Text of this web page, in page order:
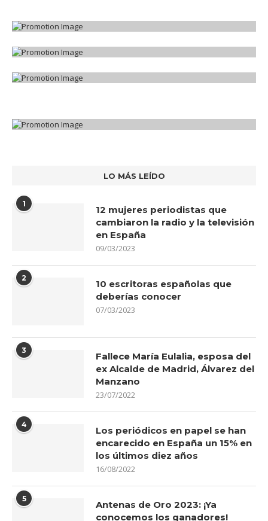
LO MÁS LEÍDO
1
12 mujeres periodistas que
cambiaron la radio y la televisión
en España
09/03/2023
2
10 escritoras españolas que
deberías conocer
07/03/2023
3
Fallece María Eulalia, esposa del
ex Alcalde de Madrid, Álvarez del
Manzano
23/07/2022
4
Los periódicos en papel se han
encarecido en España un 15% en
los últimos diez años
16/08/2022
5
Antenas de Oro 2023: ¡Ya
conocemos los ganadores!